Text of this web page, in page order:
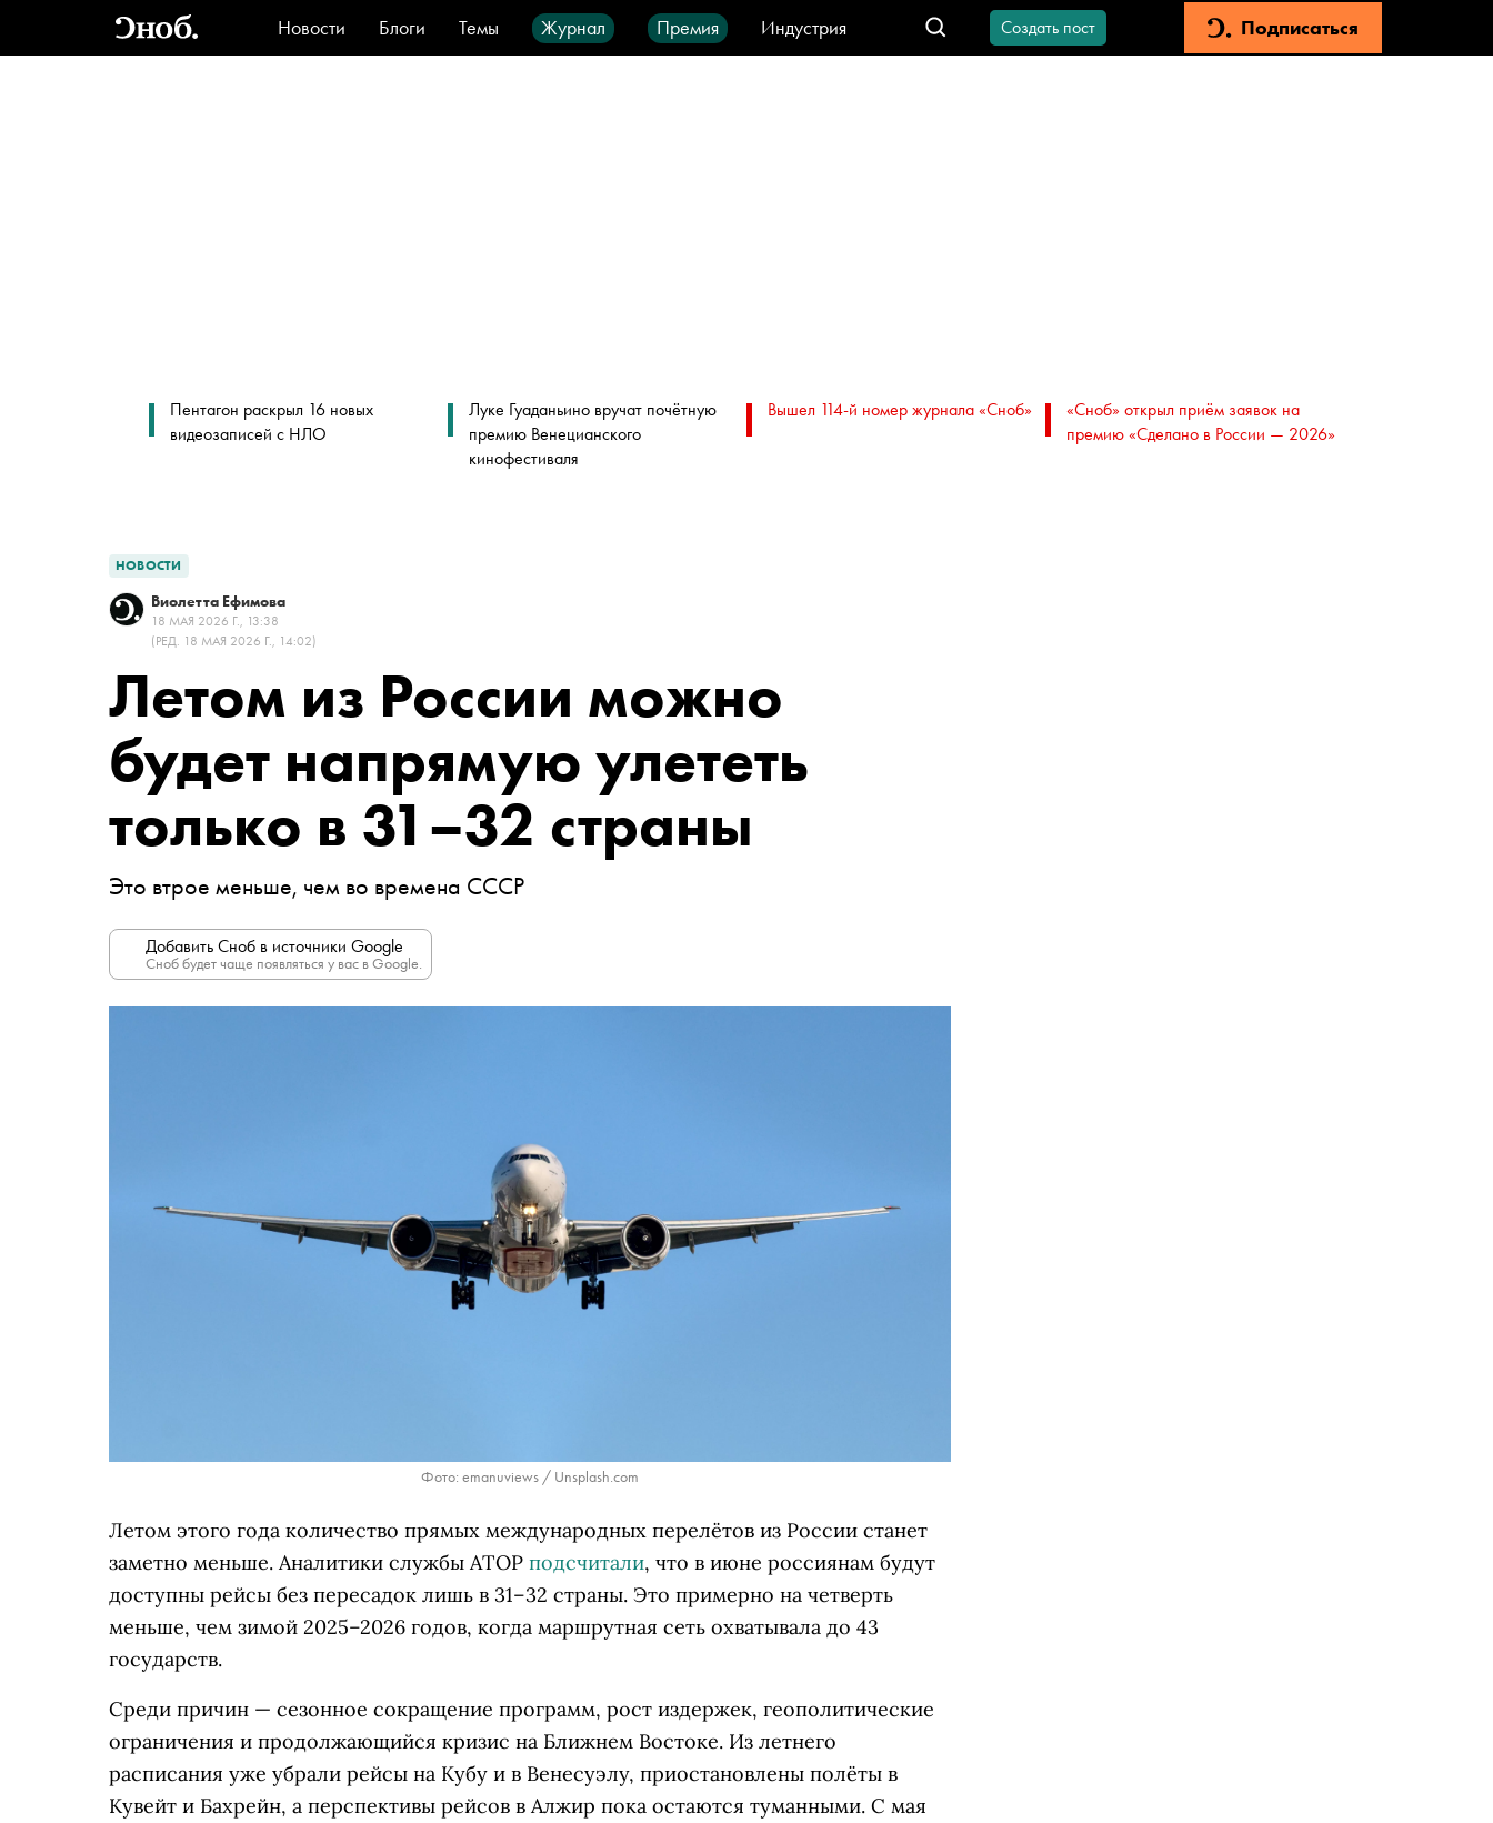
Новости Блоги Темы Журнал Премия
Индустрия
Стиль
Видео Город IT-продукты
Создать пост Подписаться
Пентагон раскрыл 16 новых
видеозаписей с НЛО
Луке Гуаданьино вручат почётную
премию Венецианского
кинофестиваля
Вышел 114-й номер журнала «Сноб»
«Сноб» открыл приём заявок на
премию «Сделано в России — 2026»
НОВОСТИ
Виолетта Ефимова
18 МАЯ 2026 Г., 13:38
(РЕД. 18 МАЯ 2026 Г., 14:02)
Летом из России можно
будет напрямую улететь
только в 31–32 страны
Это втрое меньше, чем во времена СССР
Добавить Сноб в источники Google
Сноб будет чаще появляться у вас в Google.
Фото: emanuviews / Unsplash.com
Летом этого года количество прямых международных перелётов из России станет
заметно меньше. Аналитики службы АТОР подсчитали, что в июне россиянам будут
доступны рейсы без пересадок лишь в 31–32 страны. Это примерно на четверть
меньше, чем зимой 2025–2026 годов, когда маршрутная сеть охватывала до 43
государств.
Среди причин — сезонное сокращение программ, рост издержек, геополитические
ограничения и продолжающийся кризис на Ближнем Востоке. Из летнего
расписания уже убрали рейсы на Кубу и в Венесуэлу, приостановлены полёты в
Кувейт и Бахрейн, а перспективы рейсов в Алжир пока остаются туманными. С мая